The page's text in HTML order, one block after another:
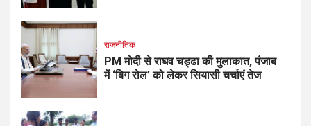
राजनीतिक
PM मोदी से राघव चड्ढा की मुलाकात, पंजाब
में ‘बिग रोल’ को लेकर सियासी चर्चाएं तेज